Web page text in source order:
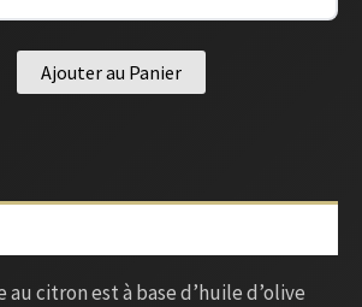
Ajouter au Panier
au citron est à base d’huile d’olive